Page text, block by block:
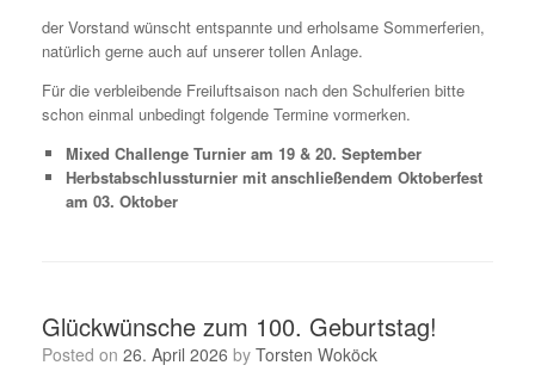
der Vorstand wünscht entspannte und erholsame Sommerferien,
natürlich gerne auch auf unserer tollen Anlage.
Für die verbleibende Freiluftsaison nach den Schulferien bitte
schon einmal unbedingt folgende Termine vormerken.
Mixed Challenge Turnier am 19 & 20. September
Herbstabschlussturnier mit anschließendem Oktoberfest
am 03. Oktober
Glückwünsche zum 100. Geburtstag!
Posted on 26. April 2026 by Torsten Woköck